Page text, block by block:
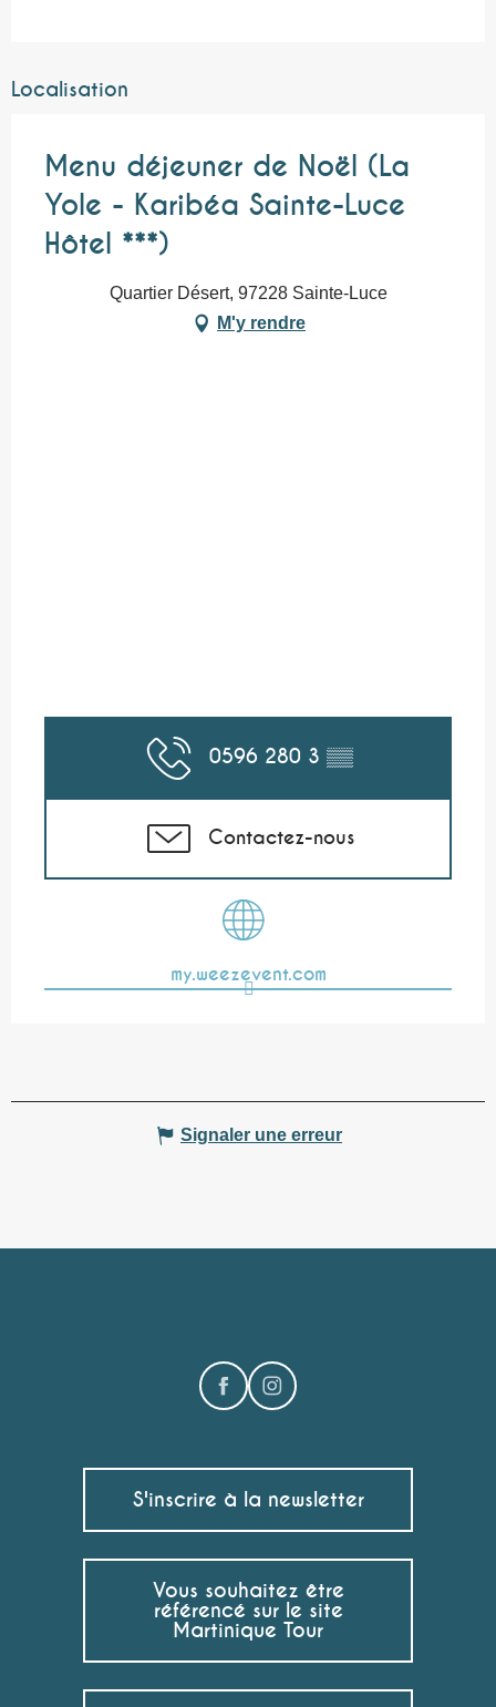
Localisation
Menu déjeuner de Noël (La
Yole - Karibéa Sainte-Luce
Hôtel ***)
Quartier Désert, 97228 Sainte-Luce
M'y rendre
0596 280 3 ▒▒
Contactez-nous
my.weezevent.com
Signaler une erreur
S'inscrire à la newsletter
Vous souhaitez être
référencé sur le site
Martinique Tour